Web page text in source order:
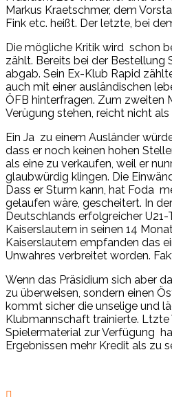
Markus Kraetschmer, dem
Fink etc. heißt. Der letzte, bei
Die mögliche Kritik wird schon
zählt. Bereits bei der Bestellung
abgab. Sein Ex-Klub Rapid
auch mit einer ausländischen
ÖFB hinterfragen. Zum zweiten
Verügung stehen, reicht nicht
Ein Ja zu einem Ausländer
dass er noch keinen hohen
als eine zu verkaufen, weil er
glaubwürdig klingen. Die
Dass er Sturm kann, hat Foda
gelaufen wäre, gescheitert. In
Deutschlands erfolgreicher
Kaiserslautern in seinen 14
Kaiserslautern empfanden das
Unwahres verbreitet worden.
Wenn das Präsidium sich aber
zu überweisen, sondern einen
kommt sicher die unselige und
Klubmannschaft trainierte.
Spielermaterial zur Verfügung
Ergebnissen mehr Kredit als zu